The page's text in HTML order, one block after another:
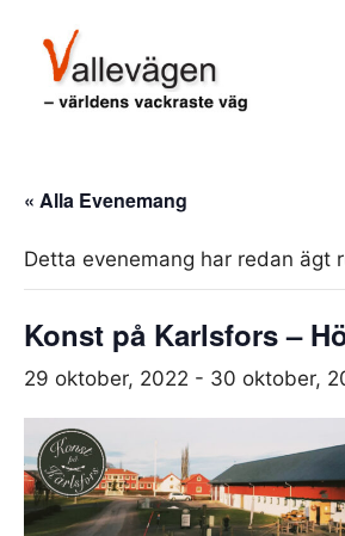
innehåll
« Alla Evenemang
Detta evenemang har redan ägt
Konst på Karlsfors –
29 oktober, 2022 - 30 oktober,